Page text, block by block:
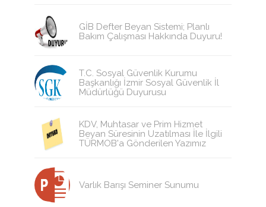
GİB Defter Beyan Sistemi; Planlı
Bakım Çalışması Hakkında Duyuru!
T.C. Sosyal Güvenlik Kurumu
Başkanlığı İzmir Sosyal Güvenlik İl
Müdürlüğü Duyurusu
KDV, Muhtasar ve Prim Hizmet
Beyan Süresinin Uzatılması İle İlgili
TÜRMOB'a Gönderilen Yazımız
Varlık Barışı Seminer Sunumu